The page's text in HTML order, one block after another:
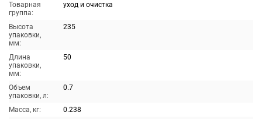
Товарная
группа:
уход и очистка
Высота
упаковки,
мм:
235
Длина
упаковки,
мм:
50
Объем
упаковки, л:
0.7
Масса, кг:
0.238